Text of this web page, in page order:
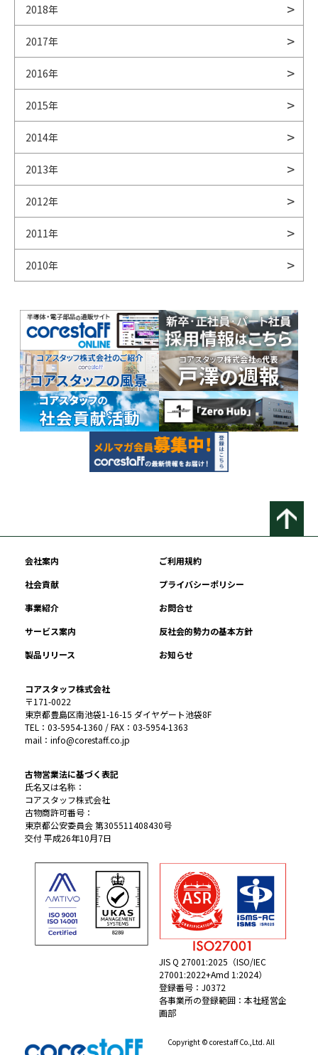
2018年
2017年
2016年
2015年
2014年
2013年
2012年
2011年
2010年
会社案内
ご利用規約
社会貢献
プライバシーポリシー
事業紹介
お問合せ
サービス案内
反社会的勢力の基本方針
製品リリース
お知らせ
コアスタッフ株式会社
〒171-0022
東京都豊島区南池袋1-16-15 ダイヤゲート池袋8F
TEL：03-5954-1360 / FAX：03-5954-1363
mail：info@corestaff.co.jp
古物営業法に基づく表記
氏名又は名称：
コアスタッフ株式会社
古物商許可番号：
東京都公安委員会 第305511408430号
交付 平成26年10月7日
JIS Q 27001:2025（ISO/IEC
27001:2022+Amd 1:2024）
登録番号：J0372
各事業所の登録範囲：本社経営企
画部
Copyright © corestaff Co.,Ltd. All